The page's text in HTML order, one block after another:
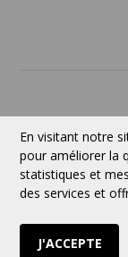
Suivez-nous
En visitant notre
pour améliorer la
statistiques et
des services et
J'ACCEPTE